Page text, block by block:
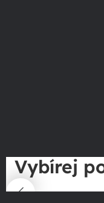
Vybírej